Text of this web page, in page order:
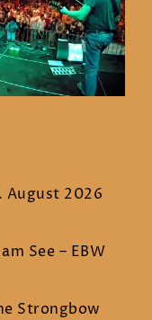
August 2026
See – EBW
Strongbow